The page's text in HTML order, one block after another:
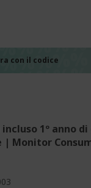
con il codice
1º anno
Monitor